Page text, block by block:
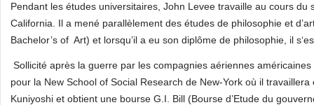
Pendant les études universitaires, John Levee travaille au cours
California. Il a mené parallèlement des études de philosophie et
Bachelor’s of Art) et lorsqu’il a eu son diplôme de philosophie, il
Sollicité après la guerre par les compagnies aériennes
pour la New School of Social Research de New‑York où il
Kuniyoshi et obtient une bourse G.I. Bill (Bourse d’Etude du